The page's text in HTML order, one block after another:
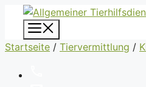
Zum
Inhalt
springen
Startseite / Tiervermittlung /